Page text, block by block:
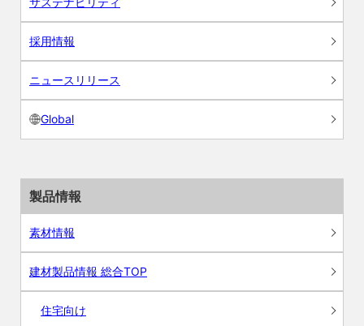
採用情報
ニュースリリース
Global
製品情報
素材情報
建材製品情報 総合TOP
住宅向け